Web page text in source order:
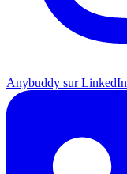
Anybuddy sur LinkedIn